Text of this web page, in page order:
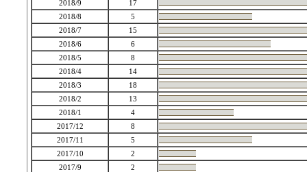
2018/9
17
2018/8
5
2018/7
15
2018/6
6
2018/5
8
2018/4
14
2018/3
18
2018/2
13
2018/1
4
2017/12
8
2017/11
5
2017/10
2
2017/9
2